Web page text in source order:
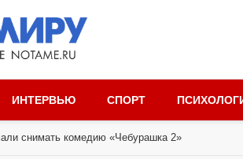
ИНТЕРВЬЮ СПОРТ
снимать комедию «Чебурашка 2»